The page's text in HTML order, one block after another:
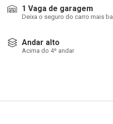
1 Vaga de garagem
Deixa o seguro do carro mais
Andar alto
Acima do 4º andar